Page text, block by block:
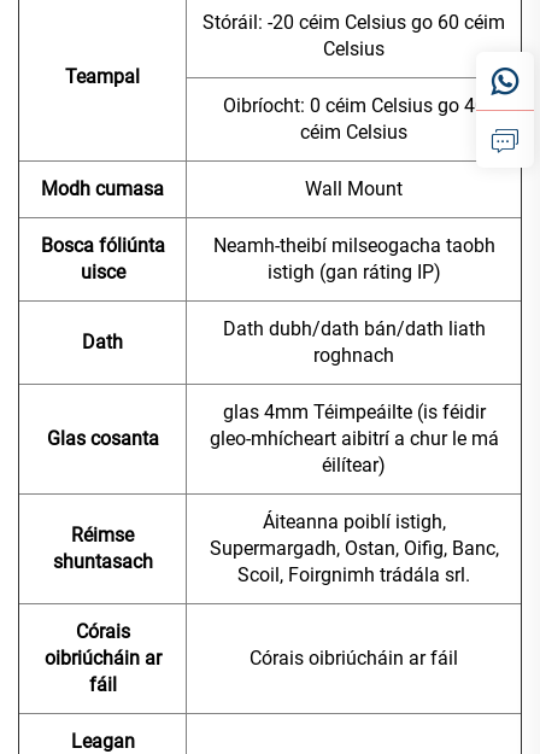
Teampal
Stóráil: -20 céim Celsius go 60 céim
Celsius
Oibríocht: 0 céim Celsius go 40
céim Celsius
Modh cumasa Wall Mount
Bosca fóliúnta
uisce
Neamh-theibí milseogacha taobh
istigh (gan ráting IP)
Dath
Dath dubh/dath bán/dath liath
roghnach
Glas cosanta
glas 4mm Téimpeáilte (is féidir
gleo-mhícheart aibitrí a chur le má
éilítear)
Réimse
shuntasach
Áiteanna poiblí istigh,
Supermargadh, Ostan, Oifig, Banc,
Scoil, Foirgnimh trádála srl.
Córais
oibriúcháin ar
fáil
Córais oibriúcháin ar fáil
Leagan